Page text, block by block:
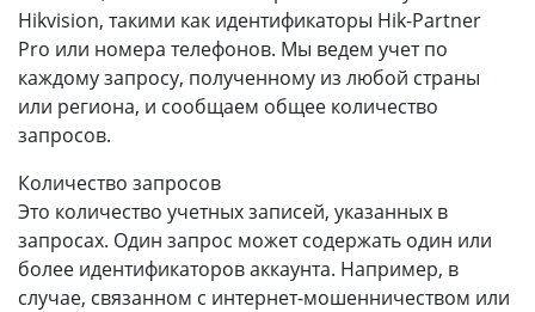
Hikvision, такими как идентификаторы Hik-Partner
Pro или номера телефонов. Мы ведем учет по
каждому запросу, полученному из любой страны
или региона, и сообщаем общее количество
запросов.
Количество запросов
Это количество учетных записей, указанных в
запросах. Один запрос может содержать один или
более идентификаторов аккаунта. Например, в
случае, связанном с интернет-мошенничеством или